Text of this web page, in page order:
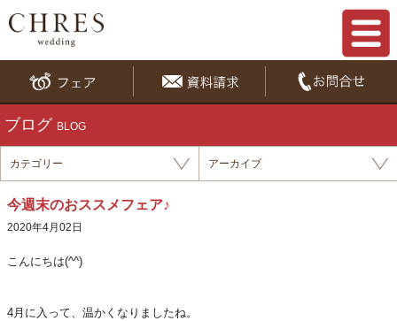
ブログ BLOG
カテゴリー アーカイブ
今週末のおススメフェア♪
2020年4月02日
こんにちは(^^)
4月に入って、温かくなりましたね。